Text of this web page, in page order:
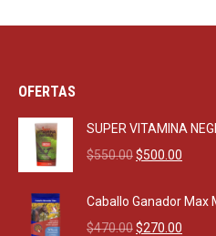
OFERTAS
SUPER VITAMINA
$550.00Original
was:
$550.00.
$500.00
is:
Caballo Ganador Max
$470.00Original
$270.00